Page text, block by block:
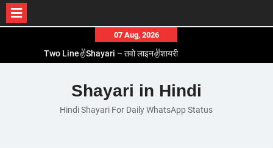
content
07 Aug, 2026
Two Line✌️Shayari – तवो लाइन✌️शायरी
Romantic Love😽Status – रोमांटिक लव😽स्टेटस
Love🥳Poetry In Hindi – लव🥳पोएट्री इन हिंदी
1 Line☝️Shayari In Hindi – १ लाइन☝️शायरी इन हिंदी
Shayari in Hindi
Hindi Shayari For Daily WhatsApp Status